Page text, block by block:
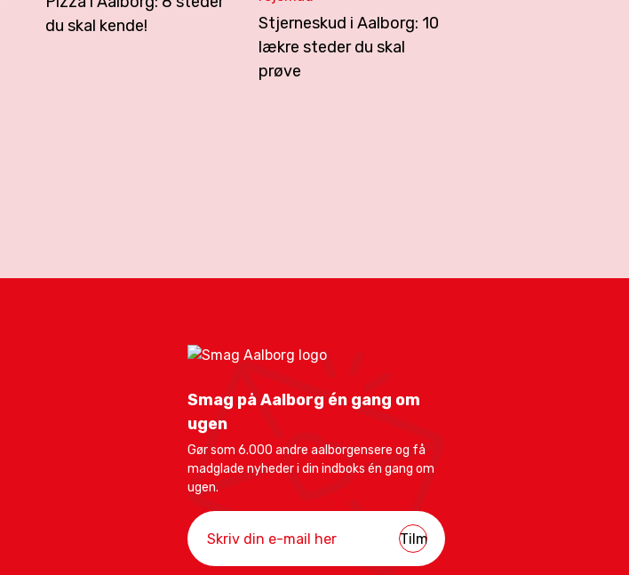
du skal kende!
Stjerneskud i Aalborg: 10
lækre steder du skal
prøve
Smag på Aalborg én gang om
ugen
Gør som 6.000 andre aalborgensere og få
madglade nyheder i din indboks én gang om
ugen.